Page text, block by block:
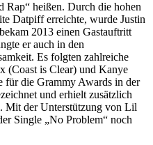
Rap“ heißen. Durch die hohen
Datpiff erreichte, wurde Justin
2013 einen Gastauftritt
er auch in den
Es folgten zahlreiche
(Coast is Clear) und Kanye
für die Grammy Awards in der
und erhielt zusätzlich
Mit der Unterstützung von Lil
Single „No Problem“ noch